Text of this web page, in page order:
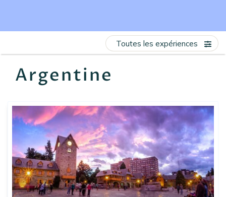
Argentine
Toutes les expériences